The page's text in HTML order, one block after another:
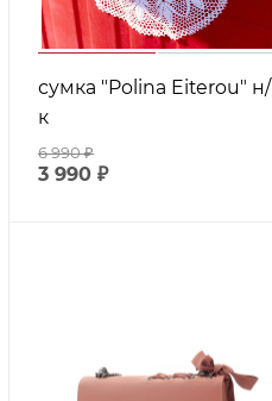
сумка "Polina Eiterou" н/
к
6 990₽
3 990 ₽